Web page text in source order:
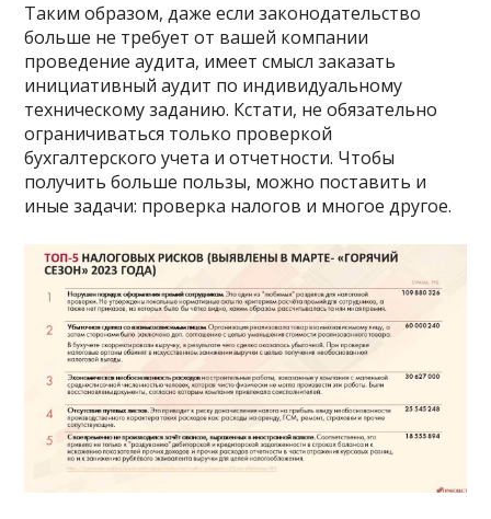
Таким образом, даже если законодательство
больше не требует от вашей компании
проведение аудита, имеет смысл заказать
инициативный аудит по индивидуальному
техническому заданию. Кстати, не обязательно
ограничиваться только проверкой
бухгалтерского учета и отчетности. Чтобы
получить больше пользы, можно поставить и
иные задачи: проверка налогов и многое другое.